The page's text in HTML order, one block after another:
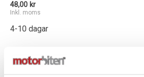
48,00 kr
Inkl. moms
4-10 dagar
- +